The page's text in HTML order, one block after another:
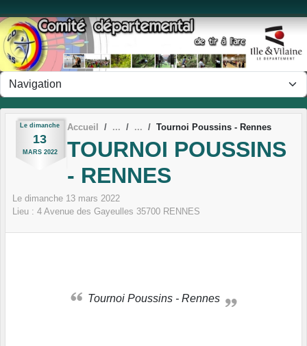
Le dimanche
13
MARS 2022
Accueil Tournoi Poussins - Rennes
TOURNOI POUSSINS
- RENNES
Le dimanche 13 mars 2022
Lieu : 4 Avenue des Gayeulles 35700 RENNES
Tournoi Poussins - Rennes